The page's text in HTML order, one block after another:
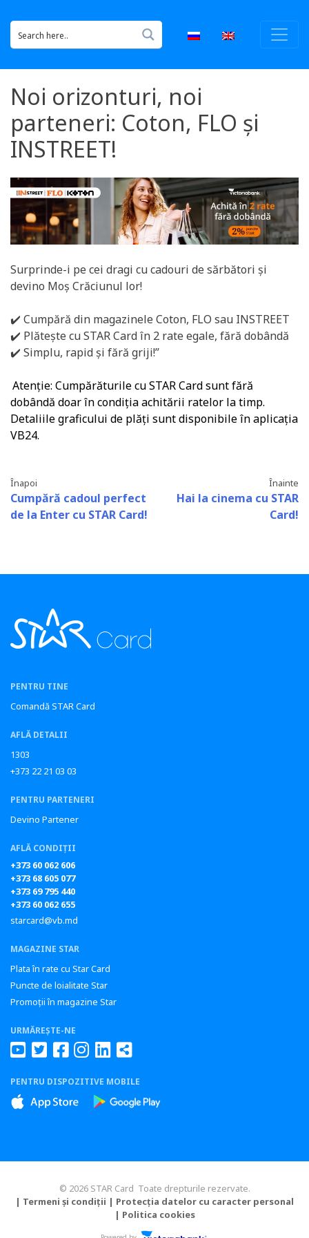
Noi orizonturi, noi
parteneri: Coton, FLO și
INSTREET!
Surprinde-i pe cei dragi cu cadouri de sărbători și
devino Moș Crăciunul lor!
✔️ Cumpără din magazinele Coton, FLO sau INSTREET
✔️ Plătește cu STAR Card în 2 rate egale, fără dobândă
✔️ Simplu, rapid și fără griji!”
Atenție: Cumpărăturile cu STAR Card sunt fără
dobândă doar în condiția achitării ratelor la timp.
Detaliile graficului de plăți sunt disponibile în aplicația
VB24.
Înapoi
Cumpără cadoul perfect
de la Enter cu STAR Card!
Înainte
Hai la cinema cu STAR
Card!
PENTRU TINE
Comandă STAR Card
AFLĂ DETALII
1303
+373 22 21 03 03
PENTRU PARTENERI
Devino Partener
AFLĂ CONDIȚII
+373 60 062 606
+373 68 605 077
+373 69 795 440
+373 60 062 655
starcard@vb.md
MAGAZINE STAR
Plata în rate cu Star Card
Puncte de loialitate Star
Promoții în magazine Star
URMĂREȘTE-NE
PENTRU DISPOZITIVE MOBILE
© 2026 STAR Card Toate drepturile rezervate.
| Termeni și condiții | Protecția datelor cu caracter personal
| Politica cookies